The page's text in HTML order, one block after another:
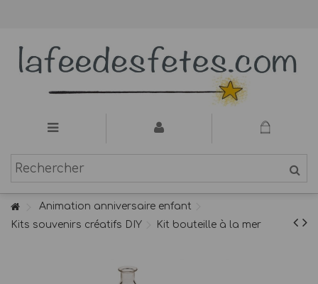
Animation anniversaire enfant
Kits souvenirs créatifs DIY
Kit bouteille à la mer